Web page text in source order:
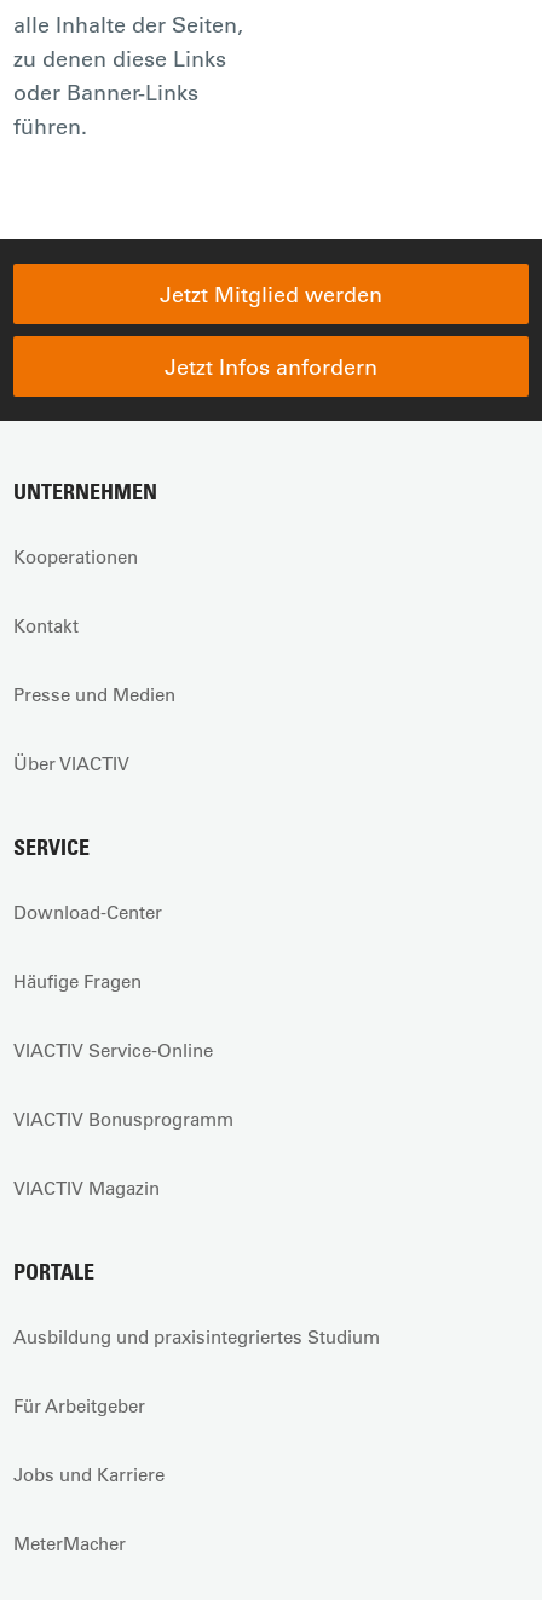
alle Inhalte der Seiten,
zu denen diese Links
oder Banner-Links
führen.
Jetzt Mitglied werden
Jetzt Infos anfordern
UNTERNEHMEN
Kooperationen
Kontakt
Presse und Medien
Über VIACTIV
SERVICE
Download-Center
Häufige Fragen
VIACTIV Service-Online
VIACTIV Bonusprogramm
VIACTIV Magazin
PORTALE
Ausbildung und praxisintegriertes Studium
Für Arbeitgeber
Jobs und Karriere
MeterMacher